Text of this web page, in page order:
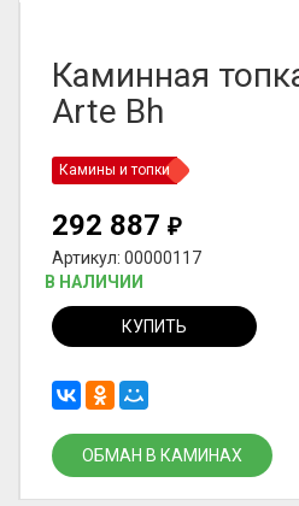
Каминная
Arte Bh
Камины и топки
292 887 ₽
Артикул: 00000117
В НАЛИЧИИ
КУПИТЬ
ОБМАН В КАМИНАХ